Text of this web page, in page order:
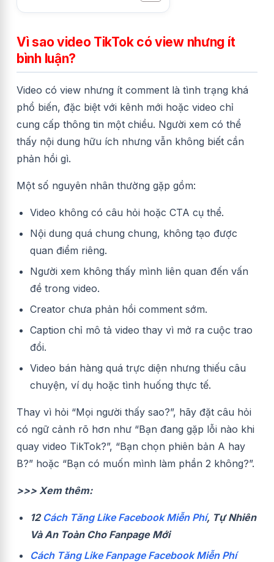
Vì sao video TikTok có view nhưng ít
bình luận?
Video có view nhưng ít comment là tình trạng khá
phổ biến, đặc biệt với kênh mới hoặc video chỉ
cung cấp thông tin một chiều. Người xem có thể
thấy nội dung hữu ích nhưng vẫn không biết cần
phản hồi gì.
Một số nguyên nhân thường gặp gồm:
Video không có câu hỏi hoặc CTA cụ thể.
Nội dung quá chung chung, không tạo được
quan điểm riêng.
Người xem không thấy mình liên quan đến vấn
đề trong video.
Creator chưa phản hồi comment sớm.
Caption chỉ mô tả video thay vì mở ra cuộc trao
đổi.
Video bán hàng quá trực diện nhưng thiếu câu
chuyện, ví dụ hoặc tình huống thực tế.
Thay vì hỏi “Mọi người thấy sao?”, hãy đặt câu hỏi
có ngữ cảnh rõ hơn như “Bạn đang gặp lỗi nào khi
quay video TikTok?”, “Bạn chọn phiên bản A hay
B?” hoặc “Bạn có muốn mình làm phần 2 không?”.
>>> Xem thêm:
12 Cách Tăng Like Facebook Miễn Phí, Tự Nhiên
Và An Toàn Cho Fanpage Mới
Cách Tăng Like Fanpage Facebook Miễn Phí